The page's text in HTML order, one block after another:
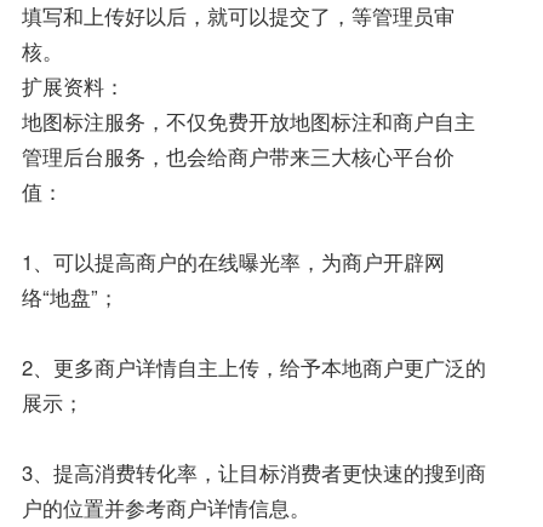
填写和上传好以后，就可以提交了，等管理员审
核。
扩展资料：
地图标注服务，不仅免费开放地图标注和商户自主
管理后台服务，也会给商户带来三大核心平台价
值：
1、可以提高商户的在线曝光率，为商户开辟网
络“地盘”；
2、更多商户详情自主上传，给予本地商户更广泛的
展示；
3、提高消费转化率，让目标消费者更快速的搜到商
户的位置并参考商户详情信息。